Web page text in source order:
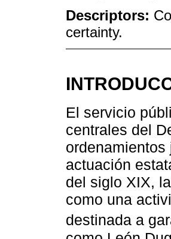
Descriptors:
certainty.
El servicio
centrales del
actuación
del siglo XIX,
como una
destinada a